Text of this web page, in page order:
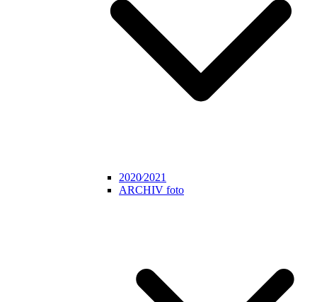
2020⁄2021
ARCHIV foto